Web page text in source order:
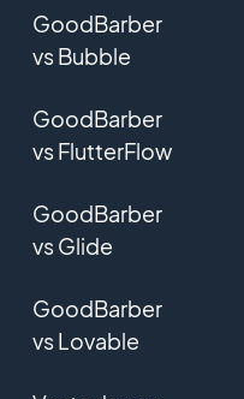
GoodBarber
vs Bubble
GoodBarber
vs FlutterFlow
GoodBarber
vs Glide
GoodBarber
vs Lovable